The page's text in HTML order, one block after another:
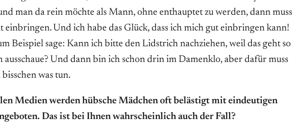
man da rein möchte als Mann, ohne enthauptet zu werden, dann muss
einbringen. Und ich habe das Glück, dass ich mich gut einbringen kann!
Beispiel sage: Kann ich bitte den Lidstrich nachziehen, weil das geht so
ausschaue? Und dann bin ich schon drin im Damenklo, aber dafür muss
was tun.
Medien werden hübsche Mädchen oft belästigt mit eindeutigen
Das ist bei Ihnen wahrscheinlich auch der Fall?